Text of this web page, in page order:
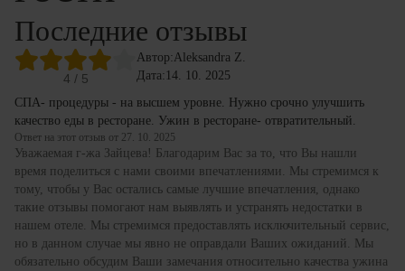
Последние отзывы
4 / 5
Автор:Aleksandra Z.
Дата: 14. 10. 2025
СПА- процедуры - на высшем уровне. Нужно срочно улучшить
качество еды в ресторане. Ужин в ресторане- отвратительный.
Ответ на этот отзыв от 27. 10. 2025
Уважаемая г-жа Зайцева! Благодарим Вас за то, что Вы нашли
время поделиться с нами своими впечатлениями. Мы стремимся к
тому, чтобы у Вас остались самые лучшие впечатления, однако
такие отзывы помогают нам выявлять и устранять недостатки в
нашем отеле. Мы стремимся предоставлять исключительный сервис,
но в данном случае мы явно не оправдали Ваших ожиданий. Мы
обязательно обсудим Ваши замечания относительно качества ужина